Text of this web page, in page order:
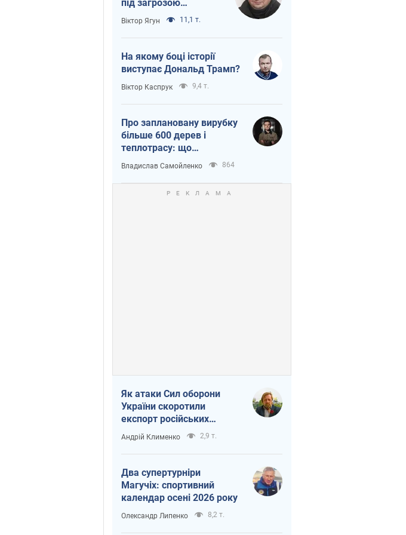
під загрозою
критична логістика
Віктор Ягун 11,1 т.
На якому боці історії
виступає Дональд Трамп?
Віктор Каспрук 9,4 т.
Про заплановану вирубку
більше 600 дерев і
теплотрасу: що
відбувається на Теремках
у Києві
Владислав Самойленко 864
Як атаки Сил оборони
України скоротили
експорт російських
нафтопродуктів
Андрій Клименко 2,9 т.
Два супертурніри
Магучіх: спортивний
календар осені 2026 року
Олександр Липенко 8,2 т.